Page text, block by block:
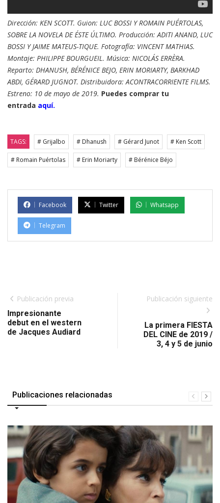
Dirección: KEN SCOTT. Guion: LUC BOSSI Y ROMAIN PUÉRTOLAS,
SOBRE LA NOVELA DE ÉSTE ÚLTIMO. Producción: ADITI ANAND, LUC
BOSSI Y JAIME MATEUS-TIQUE. Fotografía: VINCENT MATHIAS.
Montaje: PHILIPPE BOURGUEIL. Música: NICOLÁS ERRÈRA.
Reparto: DHANUSH, BÉRÉNICE BEJO, ERIN MORIARTY, BARKHAD
ABDI, GÉRARD JUGNOT. Distribuidora: ACONTRACORRIENTE FILMS.
Estreno: 10 de mayo de 2019. Puedes comprar tu
entrada aquí.
TAGS: # Grijalbo # Dhanush # Gérard Junot # Ken Scott
# Romain Puértolas # Erin Moriarty # Bérénice Béjo
Facebook Twitter Whatsapp
Telegram
Publicación previa
Impresionante
debut en el western
de Jacques Audiard
Publicación siguiente
La primera FIESTA
DEL CINE de 2019 /
3, 4 y 5 de junio
Publicaciones relacionadas